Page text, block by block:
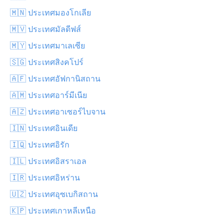
🇲🇳 ประเทศมองโกเลีย
🇲🇻 ประเทศมัลดีฟส์
🇲🇾 ประเทศมาเลเซีย
🇸🇬 ประเทศสิงคโปร์
🇦🇫 ประเทศอัฟกานิสถาน
🇦🇲 ประเทศอาร์มีเนีย
🇦🇿 ประเทศอาเซอร์ไบจาน
🇮🇳 ประเทศอินเดีย
🇮🇶 ประเทศอิรัก
🇮🇱 ประเทศอิสราเอล
🇮🇷 ประเทศอิหร่าน
🇺🇿 ประเทศอุซเบกิสถาน
🇰🇵 ประเทศเกาหลีเหนือ